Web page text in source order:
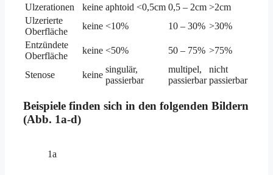
Ulzerationen
keine aphtoid <0,5cm 0,5 – 2cm >2cm
Ulzerierte
Oberfläche
keine <10% 10 – 30% >30%
Entzündete
Oberfläche
keine <50% 50 – 75% >75%
Stenose keine
singulär,
passierbar
multipel,
passierbar
nicht
passierbar
Beispiele finden sich in den folgenden Bildern
(Abb. 1a-d)
1a